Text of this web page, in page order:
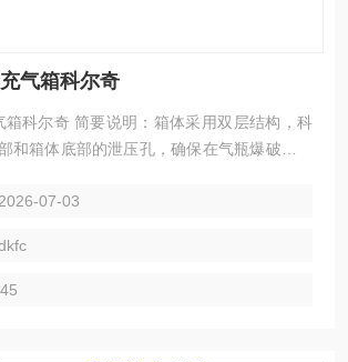
气箱科尔奇
体采用双层结构，科
和箱体底部的泄压孔，确保在气瓶爆破时，
通用设计，操作安全方便，科学实用。
07-03